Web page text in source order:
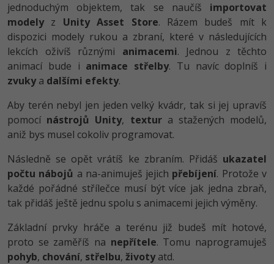
Digitální gramotnost
Marketing -30%
WordPress
SEO
Business
Kryptoměny
-30%
MS Office -80%
Photoshop -80%
Adobe Illustrator -80%
Adobe Lightroom -30%
Adobe XD -15%
Adobe InDesign -25%
Adobe After Effects
Blender -80%
Fotografování -80%
Blog
Kariéra
Pro firmy
jednoduchým objektem, tak se naučíš importovat
modelyz Unity Asset Store. Rázem budeš mít k
dispozici modely rukou a zbraní, které v následujících
lekcích oživíš různými animacemi. Jednou z těchto
animací bude i animace střelby. Tu navíc doplníš i
zvukya dalšími efekty.
Aby terén nebyl jen jeden velký kvádr, tak si jej upravíš
pomocí nástrojů Unity, textura stažených modelů,
aniž bys musel cokoliv programovat.
Následně se opět vrátíš ke zbraním. Přidáš ukazatel
počtu nábojů a na-animuješ jejich přebíjení. Protože v
každé pořádné střílečce musí být více jak jedna zbraň,
tak přidáš ještě jednu spolu s animacemi jejich výměny.
Základní prvky hráče a terénu již budeš mít hotové,
proto se zaměříš na nepřítele. Tomu naprogramuješ
pohyb, chování, střelbu, životyatd.